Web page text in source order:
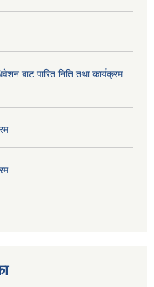
बाट पारित निति तथा कार्यक्रम